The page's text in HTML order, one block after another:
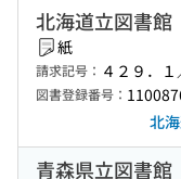
北海道立図書館
紙
請求記号： ４２９．１
図書登録番号：
北
青森県立図書館